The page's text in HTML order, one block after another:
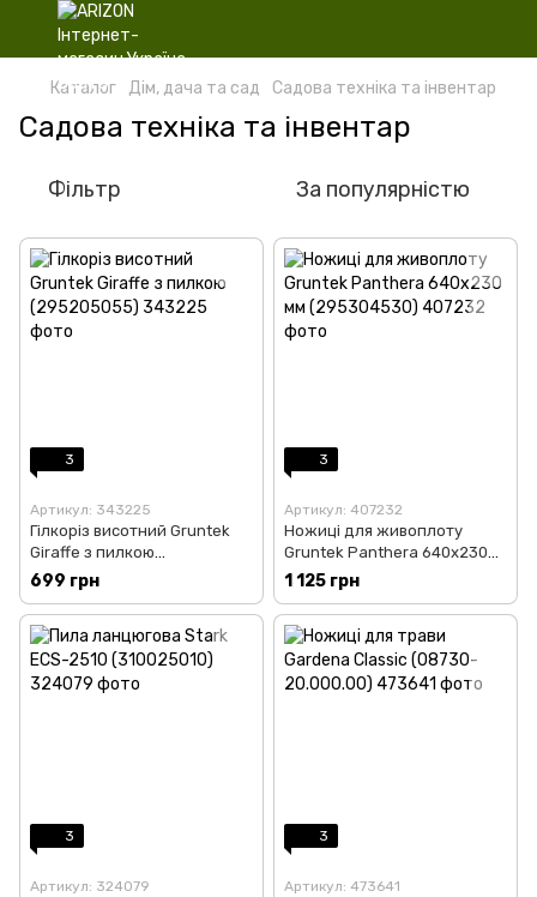
Каталог Дім, дача та сад Садова техніка та інвентар
Садова техніка та інвентар
Фільтр За популярністю
3
Артикул: 343225
Гілкоріз висотний Gruntek
Giraffe з пилкою
(295205055)
699 грн
3
Артикул: 407232
Ножиці для живоплоту
Gruntek Panthera 640х230
мм (295304530)
1 125 грн
3
Артикул: 324079
3
Артикул: 473641